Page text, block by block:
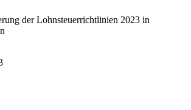
der Lohnsteuerrichtlinien 2023 in